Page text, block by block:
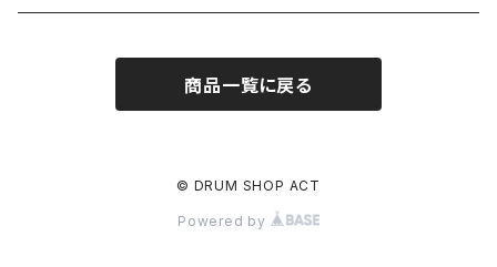
GRETSCH
ISTANBUL MEHMET
TAMBOURINE
Clamps&Attachment
ACCESSORY
2024年Pearl台湾ファクトリーツアー記念品
2024年トルコツアーシンバル
商品一覧に戻る
© DRUM SHOP ACT
Powered by